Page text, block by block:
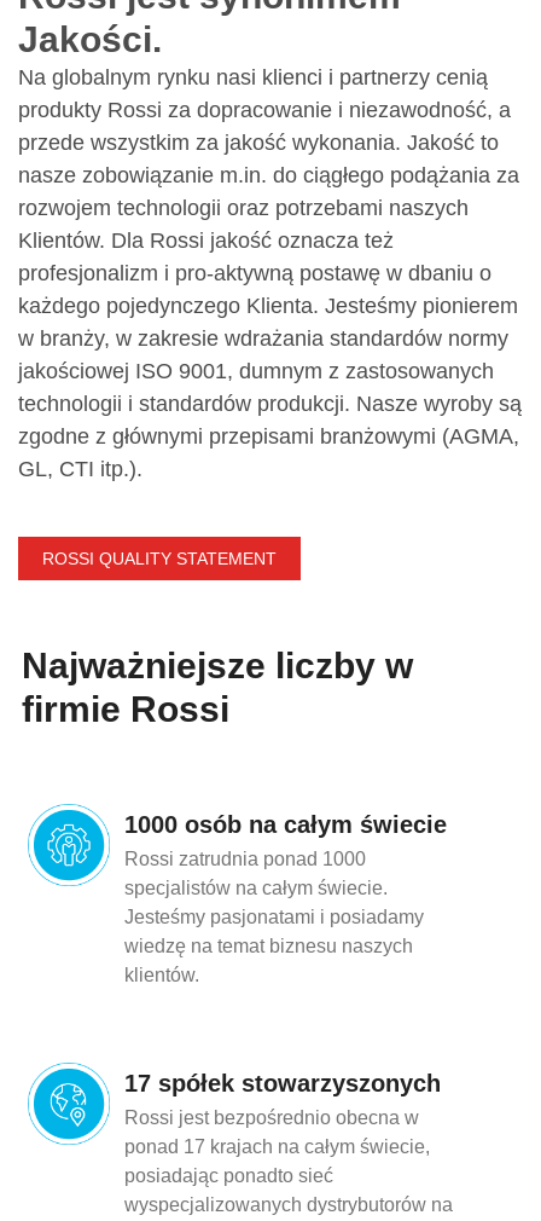
Jakości.
Na globalnym rynku nasi klienci i partnerzy cenią
produkty Rossi za dopracowanie i niezawodność, a
przede wszystkim za jakość wykonania. Jakość to
nasze zobowiązanie m.in. do ciągłego podążania za
rozwojem technologii oraz potrzebami naszych
Klientów. Dla Rossi jakość oznacza też
profesjonalizm i pro-aktywną postawę w dbaniu o
każdego pojedynczego Klienta. Jesteśmy pionierem
w branży, w zakresie wdrażania standardów normy
jakościowej ISO 9001, dumnym z zastosowanych
technologii i standardów produkcji. Nasze wyroby są
zgodne z głównymi przepisami branżowymi (AGMA,
GL, CTI itp.).
ROSSI QUALITY STATEMENT
Najważniejsze liczby w
firmie Rossi
1000 osób na całym świecie
Rossi zatrudnia ponad 1000
specjalistów na całym świecie.
Jesteśmy pasjonatami i posiadamy
wiedzę na temat biznesu naszych
klientów.
17 spółek stowarzyszonych
Rossi jest bezpośrednio obecna w
ponad 17 krajach na całym świecie,
posiadając ponadto sieć
wyspecjalizowanych dystrybutorów na